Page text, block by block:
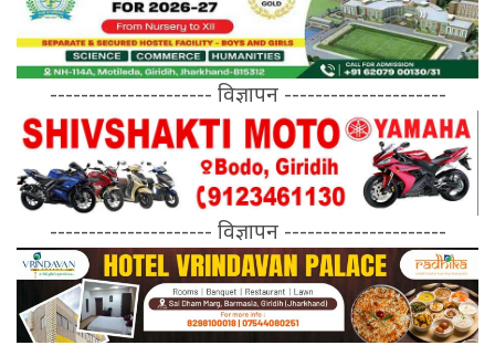
--------------------- विज्ञापन ---------------------
--------------------- विज्ञापन ---------------------